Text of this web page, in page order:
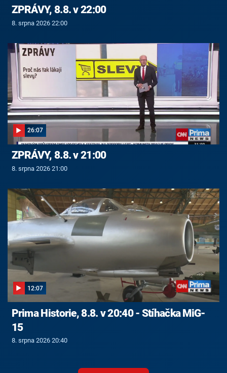
ZPRÁVY, 8.8. v 22:00
8. srpna 2026 22:00
26:07
ZPRÁVY, 8.8. v 21:00
8. srpna 2026 21:00
12:07
Prima Historie, 8.8. v 20:40 - Stíhačka MiG-
15
8. srpna 2026 20:40